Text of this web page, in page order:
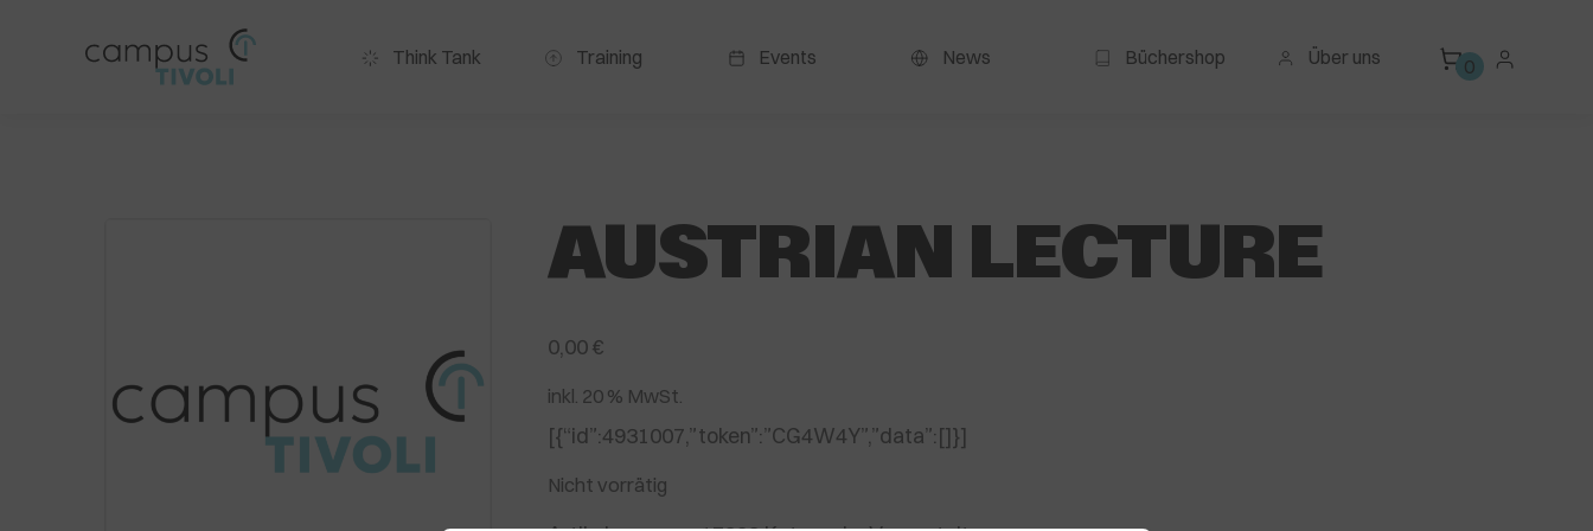
Think Tank Training Events News Büchershop Über uns 0
AUSTRIAN LECTURE
0,00€
inkl. 20 % MwSt.
[{“id”:4931007,”token”:”CG4W4Y”,”data”:[]}]
Nicht vorrätig